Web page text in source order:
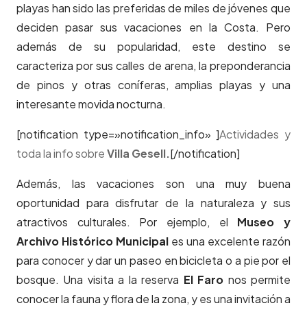
playas han sido las preferidas de miles de jóvenes que
deciden pasar sus vacaciones en la Costa. Pero
además de su popularidad, este destino se
caracteriza por sus calles de arena, la preponderancia
de pinos y otras coníferas, amplias playas y una
interesante movida nocturna.
[notification type=»notification_info» ]Actividades y
toda la info sobreVilla Gesell.[/notification]
Además, las vacaciones son una muy buena
oportunidad para disfrutar de la naturaleza y sus
atractivos culturales. Por ejemplo, el Museo y
Archivo Histórico Municipal es una excelente razón
para conocer y dar un paseo en bicicleta o a pie por el
bosque. Una visita a la reserva El Faro nos permite
conocer la fauna y flora de la zona, y es una invitación a